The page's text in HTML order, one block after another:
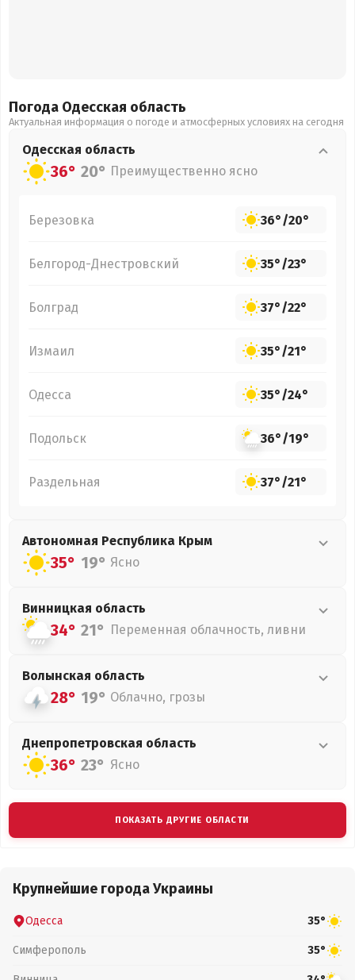
Погода Одесская область
Актуальная информация о погоде и атмосферных условиях на сегодня
Одесская область
36° 20° Преимущественно ясно
Березовка 36°/20°
Белгород-Днестровский 35°/23°
Болград 37°/22°
Измаил 35°/21°
Одесса 35°/24°
Подольск 36°/19°
Раздельная 37°/21°
Автономная Республика Крым
35° 19° Ясно
Винницкая область
34° 21° Переменная облачность, ливни
Волынская область
28° 19° Облачно, грозы
Днепропетровская область
36° 23° Ясно
ПОКАЗАТЬ ДРУГИЕ ОБЛАСТИ
Крупнейшие города Украины
Одесса 35°
Симферополь 35°